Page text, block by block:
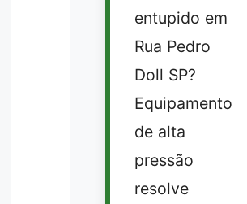
entupido em
Rua Pedro
Doll SP?
Equipamento
de alta
pressão
resolve